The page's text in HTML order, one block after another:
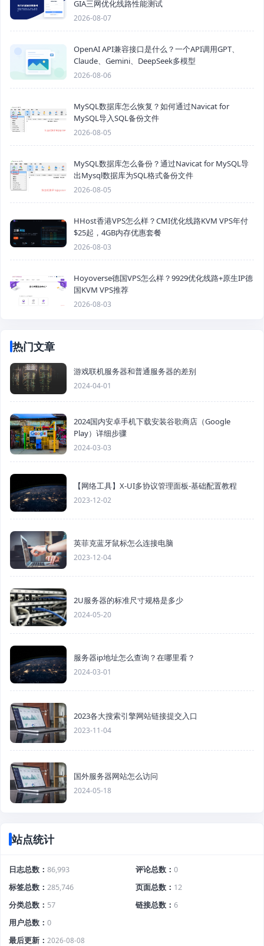
GIA三网优化线路性能测试
2026-08-07
OpenAI API兼容接口是什么？一个API调用GPT、
Claude、Gemini、DeepSeek多模型
2026-08-06
MySQL数据库怎么恢复？如何通过Navicat for
MySQL导入SQL备份文件
2026-08-05
MySQL数据库怎么备份？通过Navicat for MySQL导
出Mysql数据库为SQL格式备份文件
2026-08-05
HHost香港VPS怎么样？CMI优化线路KVM VPS年付
$25起，4GB内存优惠套餐
2026-08-03
Hoyoverse德国VPS怎么样？9929优化线路+原生IP德
国KVM VPS推荐
2026-08-03
热门文章
游戏联机服务器和普通服务器的差别
2024-04-01
2024国内安卓手机下载安装谷歌商店（Google
Play）详细步骤
2024-03-03
【网络工具】X-UI多协议管理面板-基础配置教程
2023-12-02
英菲克蓝牙鼠标怎么连接电脑
2023-12-04
2U服务器的标准尺寸规格是多少
2024-05-20
服务器ip地址怎么查询？在哪里看？
2024-03-01
2023各大搜索引擎网站链接提交入口
2023-11-04
国外服务器网站怎么访问
2024-05-18
站点统计
日志总数 86,993 评论总数
0
标签总数
285,746 页面总数
12
分类总数
57 链接总数
6
用户总数
0
最后更新
2026-08-08